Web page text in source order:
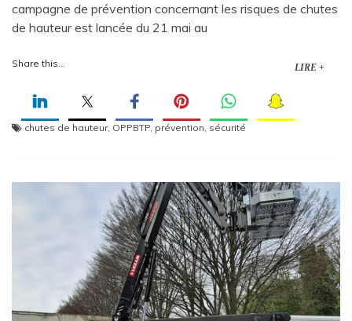
campagne de prévention concernant les risques de chutes
de hauteur est lancée du 21 mai au
Share this... LIRE +
chutes de hauteur, OPPBTP, prévention, sécurité